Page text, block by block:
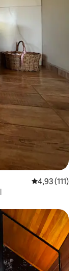
Keskmine
4,93 (111)